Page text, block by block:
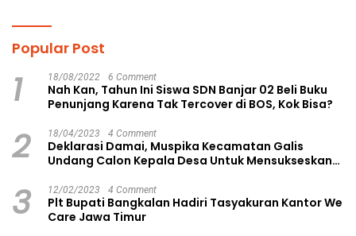
Popular Post
1 18/08/2022 6 Comment
Nah Kan, Tahun Ini Siswa SDN Banjar 02 Beli Buku
Penunjang Karena Tak Tercover di BOS, Kok Bisa?
2 18/04/2023 4 Comment
Deklarasi Damai, Muspika Kecamatan Galis
Undang Calon Kepala Desa Untuk Mensukseskan
3 12/02/2023 4 Comment
Plt Bupati Bangkalan Hadiri Tasyakuran Kantor We
Care Jawa Timur